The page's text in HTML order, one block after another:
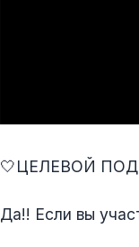
🤍ЦЕЛЕВОЙ
Да!! Если вы